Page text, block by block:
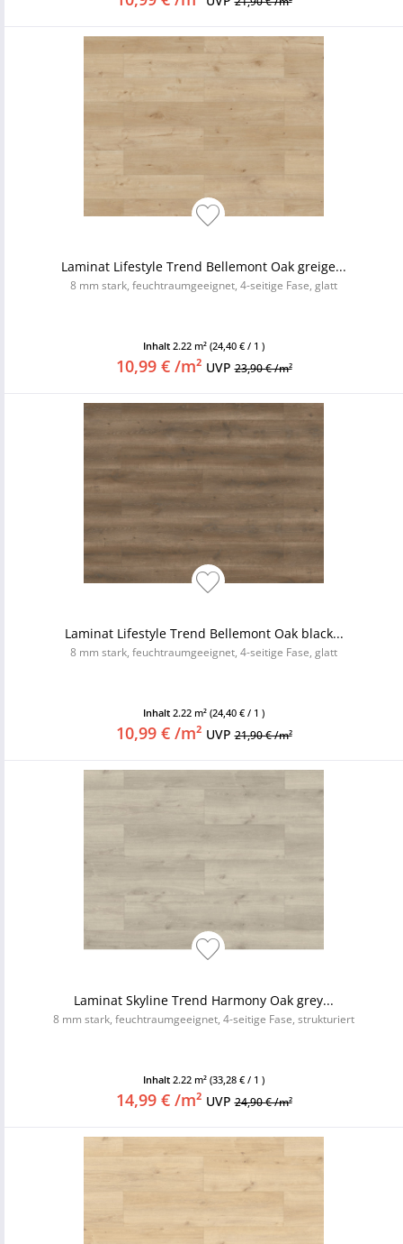
Laminat Lifestyle Trend Bellemont Oak greige...
8 mm stark, feuchtraumgeeignet, 4-seitige Fase, glatt
Inhalt 2.22 m² (24,40 € / 1 )
10,99 € /m² UVP23,90 € /m²
Laminat Lifestyle Trend Bellemont Oak black...
8 mm stark, feuchtraumgeeignet, 4-seitige Fase, glatt
Inhalt 2.22 m² (24,40 € / 1 )
10,99 € /m² UVP21,90 € /m²
Laminat Skyline Trend Harmony Oak grey...
8 mm stark, feuchtraumgeeignet, 4-seitige Fase, strukturiert
Inhalt 2.22 m² (33,28 € / 1 )
14,99 € /m² UVP24,90 € /m²